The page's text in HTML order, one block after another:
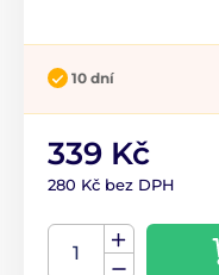
10 dní
339 Kč
280 Kč bez DPH